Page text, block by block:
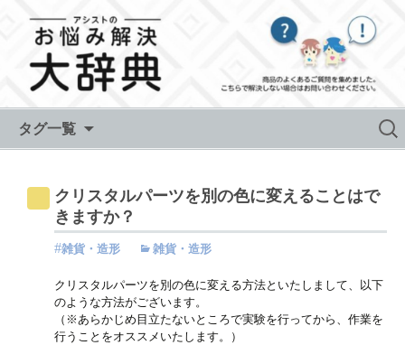
タグ一覧
検
クリスタルパーツを別の色に変えることはで
きますか？
雑貨・造形 雑貨・造形
クリスタルパーツを別の色に変える方法といたしまして、以下
のような方法がございます。
（※あらかじめ目立たないところで実験を行ってから、作業を
行うことをオススメいたします。）